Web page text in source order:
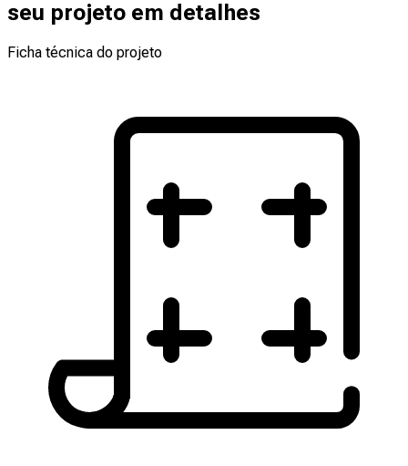
seu projeto em detalhes
Ficha técnica do projeto